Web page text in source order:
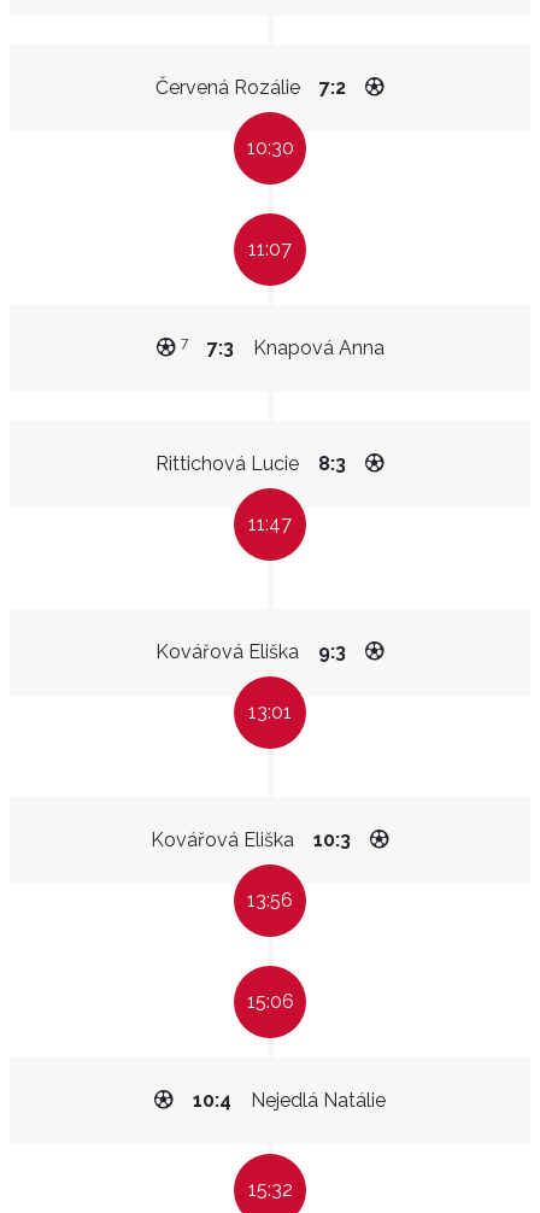
Červená Rozálie 7:2
10:30
11:07
Knapová Anna
7:3
7
Rittichová Lucie 8:3
11:47
Kovářová Eliška 9:3
13:01
Kovářová Eliška 10:3
13:56
15:06
Nejedlá Natálie
10:4
15:32